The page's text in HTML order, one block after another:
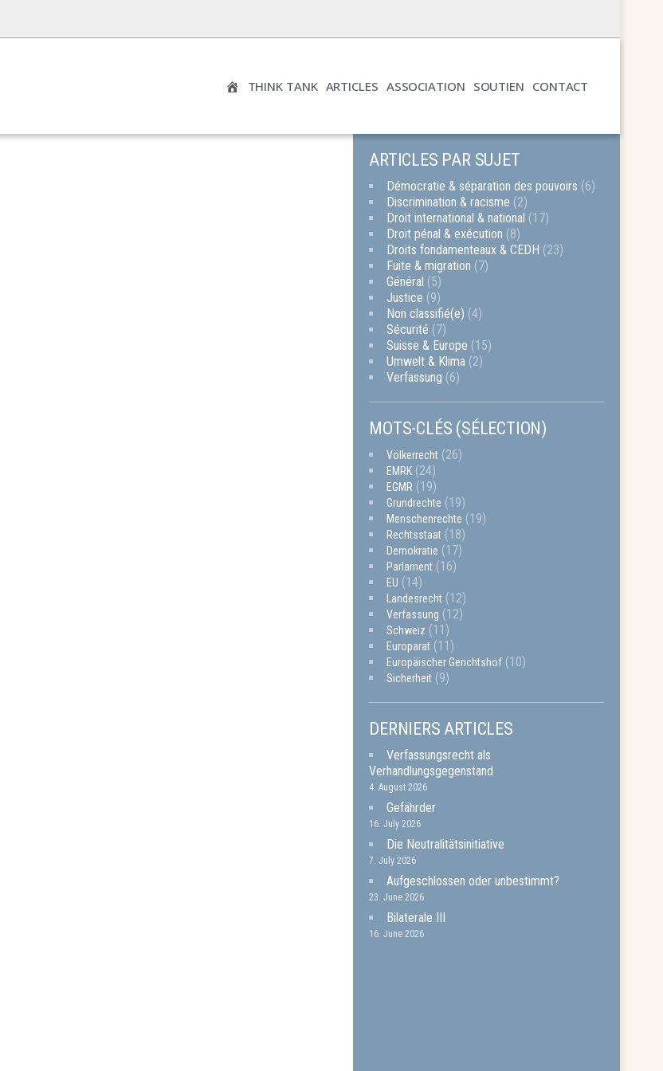
NOTRE DROIT
THINK TANK ARTICLES ASSOCIATION SOUTIEN CONTACT
ARTICLES PAR SUJET
Démocratie & séparation des pouvoirs (6)
Discrimination & racisme (2)
Droit international & national (17)
Droit pénal & exécution (8)
Droits fondamenteaux & CEDH (23)
Fuite & migration (7)
Général (5)
Justice (9)
Non classifié(e) (4)
Sécurité (7)
Suisse & Europe (15)
Umwelt & Klima (2)
Verfassung (6)
MOTS-CLÉS (SÉLECTION)
Völkerrecht (26)
EMRK (24)
EGMR (19)
Grundrechte (19)
Menschenrechte (19)
Rechtsstaat (18)
Demokratie (17)
Parlament (16)
EU (14)
Landesrecht (12)
Verfassung (12)
Schweiz (11)
Europarat (11)
Europäischer Gerichtshof (10)
Sicherheit (9)
DERNIERS ARTICLES
Verfassungsrecht als
Verhandlungsgegenstand
4. August 2026
Gefährder
16. July 2026
Die Neutralitätsinitiative
7. July 2026
Aufgeschlossen oder unbestimmt?
23. June 2026
Bilaterale III
16. June 2026